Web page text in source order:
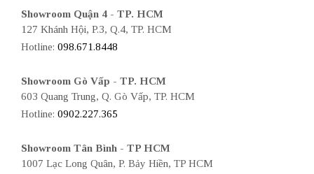
Showroom Quận 4 - TP. HCM
127 Khánh Hội, P.3, Q.4, TP. HCM
Hotline: 098.671.8448
Showroom Gò Vấp - TP. HCM
603 Quang Trung, Q. Gò Vấp, TP. HCM
Hotline: 0902.227.365
Showroom Tân Bình - TP HCM
1007 Lạc Long Quân, P. Bảy Hiền, TP HCM